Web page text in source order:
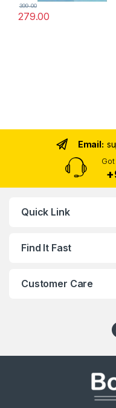
279.00
399.00
Email:
Quick Link
Find It Fast
Customer Care